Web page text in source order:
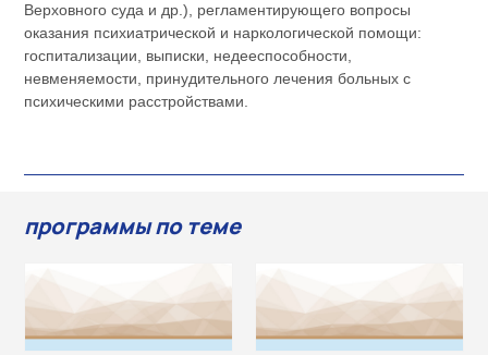
Верховного суда и др.), регламентирующего вопросы
оказания психиатрической и наркологической помощи:
госпитализации, выписки, недееспособности,
невменяемости, принудительного лечения больных с
психическими расстройствами.
программы по теме